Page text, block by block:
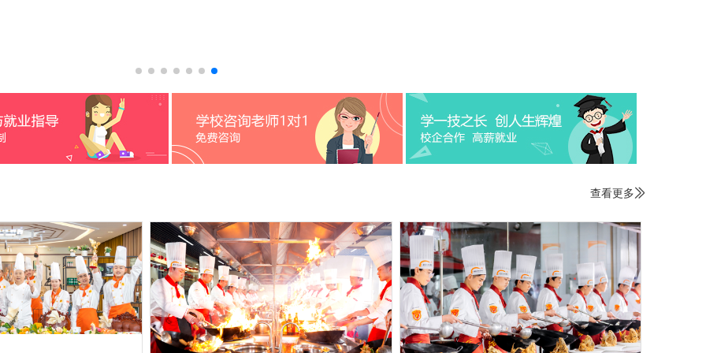
查看更多 